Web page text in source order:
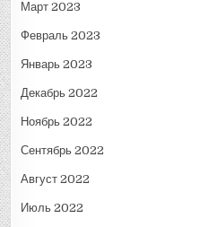
Март 2023
Февраль 2023
Январь 2023
Декабрь 2022
Ноябрь 2022
Сентябрь 2022
Август 2022
Июль 2022